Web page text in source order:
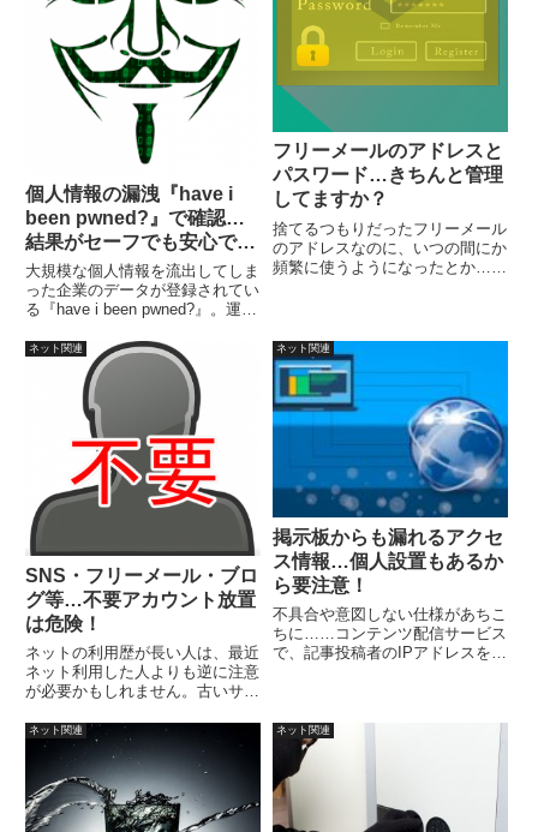
個人情報の漏洩『have i
been pwned?』で確認…
結果がセーフでも安心でき
ない！
大規模な個人情報を流出してしま
った企業のデータが登録されてい
る『have i been pwned?』。運営
レクターでもある Troy Hunt氏。
メールアドレスを入力して
「pwned?」をクリックすれば結
果が表示されます。
フリーメールのアドレスと
パスワード…きちんと管理
してますか？
捨てるつもりだったフリーメール
のアドレスなのに、いつの間にか
頻繁に使うようになったとか…。
れることもあり、そのアドレスで
登録したサービス等で、なりすま
しの危険も…
ネット関連
SNS・フリーメール・ブロ
グ等…不要アカウント放置
は危険！
ネットの利用歴が長い人は、最近
ネット利用した人よりも逆に注意
が必要かもしれません。古いサー
カウントに、使いまわしパスワー
ドを設定している可能性がないと
は言えません。使っていない各種
アカウントを処分しよう。
ネット関連
掲示板からも漏れるアクセ
ス情報…個人設置もあるか
ら要注意！
不具合や意図しない仕様があちこ
ちに……コンテンツ配信サービス
で、記事投稿者のIPアドレスを第
タを長期間保存されていたという
大手のサービスがあったとのこ
と。
ネット関連 ネット関連